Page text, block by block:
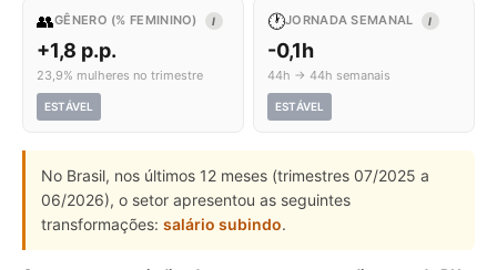
👥GÊNERO (% FEMININO) I
+1,8 p.p.
23,9% mulheres no trimestre
ESTÁVEL
🕐JORNADA SEMANAL I
-0,1h
44h → 44h semanais
ESTÁVEL
No Brasil, nos últimos 12 meses (trimestres 07/2025 a
06/2026), o setor apresentou as seguintes
transformações: salário subindo.